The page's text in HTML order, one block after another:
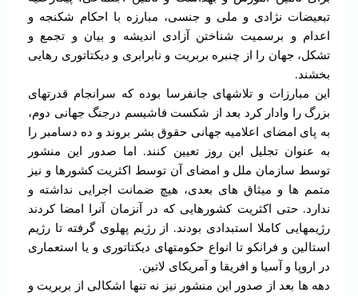
تبعیضات نژادی و ملی و جنسی، مبارزه با احکام شکنجه و
اعدام و برسمیت شناختن آزادی اندیشه و بیان و تجمع و
تشکل، جهان را از چنبره بربریت و نابرابری و دیکتاتوری رهایی
بخشند.
این مبارزات و تلاشهای جانفرسا بوده که سرانجام قدرتهای
بزرگ را وادار کرد بعد از شکست فاشیسم درجنگ جهانی دوم،
به پای امضای اعلامیه جهانی حقوق بشر بروند و ده دسامبر را
به عنوان تجلیل این روز تعیین کنند. اما صدور این منشور
توسط سازمان ملل و امضای آن توسط اکثریت کشورها و نیز
متمم ها و میثاق های بعدی، هیچ ضمانت اجرایی نداشته و
ندارد. حتی اکثریت کشورهایی که در آنزمان آنرا امضا کردند
رژیمهایی کاملا استبدادی بودند. از رژیم پهلوی گرفته تا رژیم
استالین و فرانکو تا انواع حکومتهای دیکتاتوری و یا استعماری
در اروپا و آسیا و افریقا و آمریکای لاتین.
دهه ها بعد از صدور این منشور نیز نه تنها اشکالی از بربریت و